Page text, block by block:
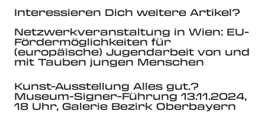
Interessieren Dich weitere Artikel?
Netzwerkveranstaltung in Wien: EU-
Fördermöglichkeiten für
(europäische) Jugendarbeit von und
mit Tauben jungen Menschen
Kunst-Ausstellung Alles gut.?
Museum-Signer-Führung 13.11.2024,
18 Uhr, Galerie Bezirk Oberbayern